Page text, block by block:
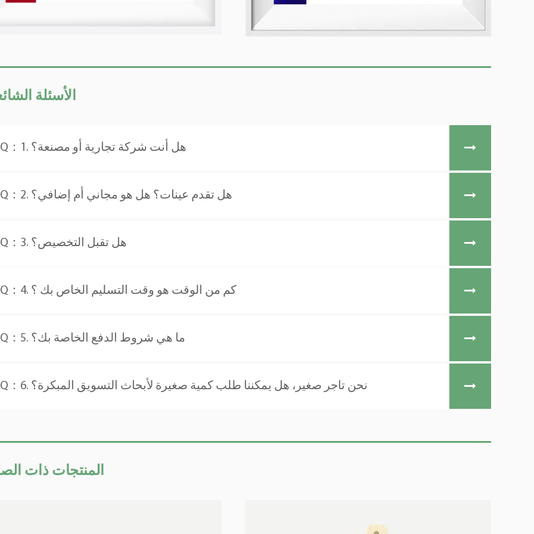
● الأسئلة
Q：1. هل أنت شركة تجارية أو مصنعة؟
Q：2. هل تقدم عينات؟ هل هو مجاني أم إضافي؟
Q：3. هل تقبل التخصيص؟
Q：4. كم من الوقت هو وقت التسليم الخاص بك ؟
Q：5. ما هي شروط الدفع الخاصة بك؟
Q：6. نحن تاجر صغير، هل يمكننا طلب كمية صغيرة لأبحاث التسويق المبكرة؟
● المنتجات ذات